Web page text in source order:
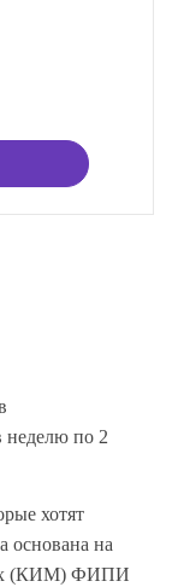
неделю по 2
хотят
на
(КИМ) ФИПИ